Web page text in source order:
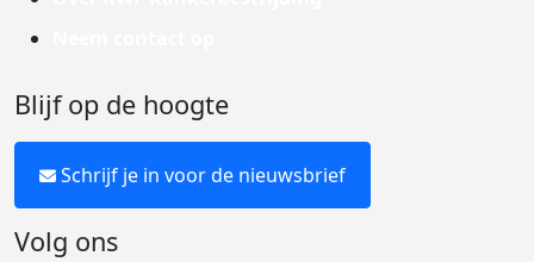
Blijf op de hoogte
Schrijf je in voor de nieuwsbrief
Volg ons